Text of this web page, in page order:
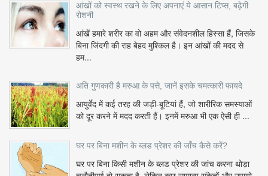
आंखों को स्वस्थ रखने के लिए अपनाएं ये आसान टिप्स, बढ़ेगी
रोशनी
आंखें हमारे शरीर का वो अहम और संवेदनशील हिस्सा हैं, जिसके
बिना जिंदगी की राह बेहद मुश्किल है। इन आंखों की मदद से
हम...
अति गुणकारी है मरुआ के पत्ते, जानें इसके चमत्कारी फायदे
आयुर्वेद में कई तरह की जड़ी-बूटियां हैं, जो शारीरिक समस्याओं
को दूर करने में मदद करती हैं। इनमें मरुआ भी एक ऐसी ही ...
घर पर बिना मशीन के ब्लड प्रेशर की जाँच कैसे करें?
घर पर बिना किसी मशीन के ब्लड प्रेशर की जांच करना थोड़ा